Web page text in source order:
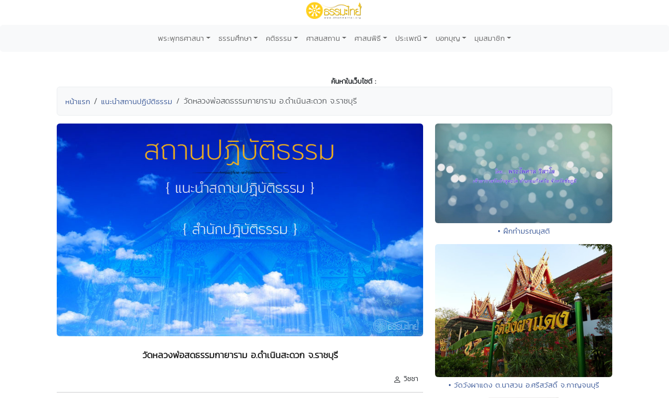
พระพุทธศาสนา ธรรมศึกษา คติธรรม ศาสนสถาน ศาสนพิธี ประเพณี บอกบุญ มุมสมาชิก
ค้นหาในเว็บไซต์ :
หน้าแรก แนะนำสถานปฏิบัติธรรม วัดหลวงพ่อสดธรรมกายาราม อ.ดำเนินสะดวก จ.ราชบุรี
วัดหลวงพ่อสดธรรมกายาราม อ.ดำเนินสะดวก จ.ราชบุรี
วิชชา
• ฝึกทำมรณนุสติ
• วัดวังผาแดง ต.นาสวน อ.ศรีสวัสดิ์ จ.กาญจนบุรี